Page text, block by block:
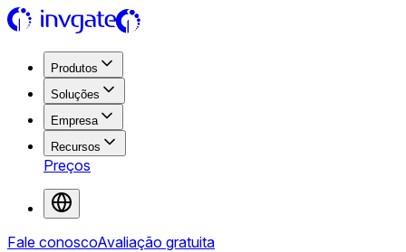
Produtos
Soluções
Empresa
Recursos
Preços
Fale conoscoAvaliação gratuita